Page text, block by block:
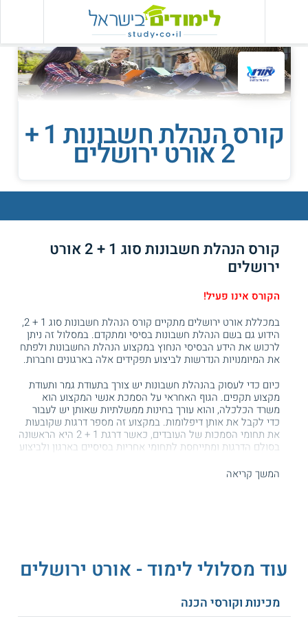
קורס הנהלת חשבונות 1 + 2 אורט ירושלים
קורס הנהלת חשבונות סוג 1 + 2 אורט
ירושלים
הקורס אינו פעיל!
במכללת אורט ירושלים מתקיים קורס הנהלת חשבונות סוג 1 + 2,
הידוע גם בשם הנהלת חשבונות בסיסי ומתקדם. במסלול זה ניתן
לרכוש את הידע הבסיסי הנחוץ במקצוע הנהלת החשבונות ולפתח
את המיומנויות הנדרשות לביצוע תפקידים אלה בארגונים וחברות.
כיום כדי לעסוק בהנהלת חשבונות יש צורך בתעודת גמר ותעודת
מקצוע תקפים. הגוף האחראי על הסמכת אנשי המקצוע הוא
משרד הכלכלה, והוא עורך בחינות ממשלתיות שאותן יש לעבור
כדי לקבל את אותן דיפלומות. במקצוע זה מספר דרגות שקובעות
את תחומי הסמכות של העובדים, כאשר דרגת 1 + 2 היא הראשונה
בסולם הדרגות ומתייחסת לתחומי אחריות בסיסיים בארגון ולביצוע
במהלך קורס חשבונאות
תכנית הלימודים
משתתפיקורס הנהלת חשבונות סוג 1 + 2
חיוניים למקצוע. הם לומדים לבצע את הפעולות הנדרשות מאנשי
המשך קריאה
עוד מסלולי לימוד - אורט ירושלים
מכינות וקורסי הכנה